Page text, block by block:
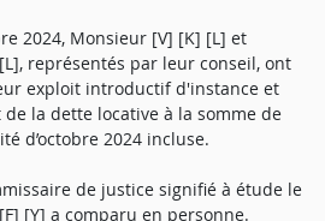
2024, Monsieur [V] [K] [L] et
représentés par leur conseil, ont
exploit introductif d'instance et
la dette locative à la somme de
d’octobre 2024 incluse.
de justice signifié à étude le
[Y] a comparu en personne.